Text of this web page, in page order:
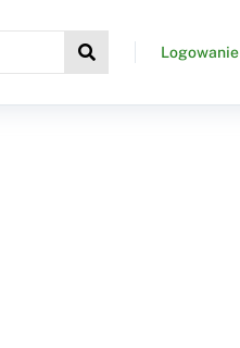
Logowanie